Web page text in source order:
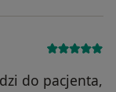
do pacjenta,